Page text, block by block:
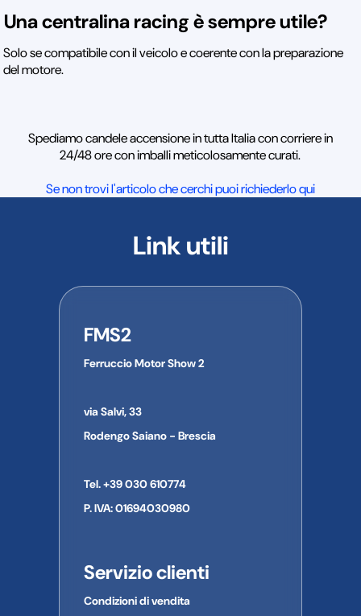
Una centralina racing è sempre utile?
Solo se compatibile con il veicolo e coerente con la preparazione
del motore.
Spediamo candele accensione in tutta Italia con corriere in
24/48 ore con imballi meticolosamente curati.
Se non trovi l'articolo che cerchi puoi richiederlo qui
Link utili
FMS2
Ferruccio Motor Show 2
via Salvi, 33
Rodengo Saiano - Brescia
Tel. +39 030 610774
P. IVA: 01694030980
Servizio clienti
Condizioni di vendita